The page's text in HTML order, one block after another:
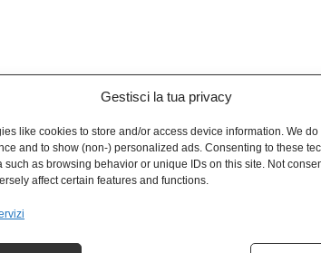
Gestisci la tua privacy
like cookies to store and/or access device information. We do
and to show (non-) personalized ads. Consenting to these
such as browsing behavior or unique IDs on this site. Not
affect certain features and functions.